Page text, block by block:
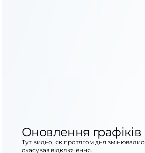
Оновлення графіків
Тут видно, як протягом дня
скасував відключення.